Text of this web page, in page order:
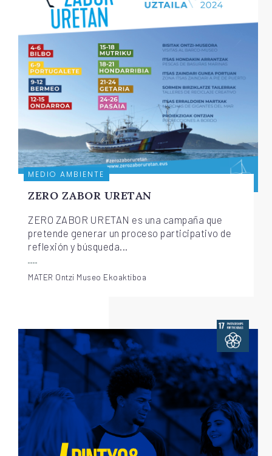
MEDIO AMBIENTE
ZERO ZABOR URETAN
ZERO ZABOR URETAN es una campaña que
pretende generar un proceso participativo de
reflexión y búsqueda...
MATER Ontzi Museo Ekoaktiboa